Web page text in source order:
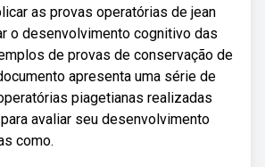
as provas operatórias de jean
o desenvolvimento cognitivo das
de provas de conservação de
apresenta uma série de
piagetianas realizadas
avaliar seu desenvolvimento
como.